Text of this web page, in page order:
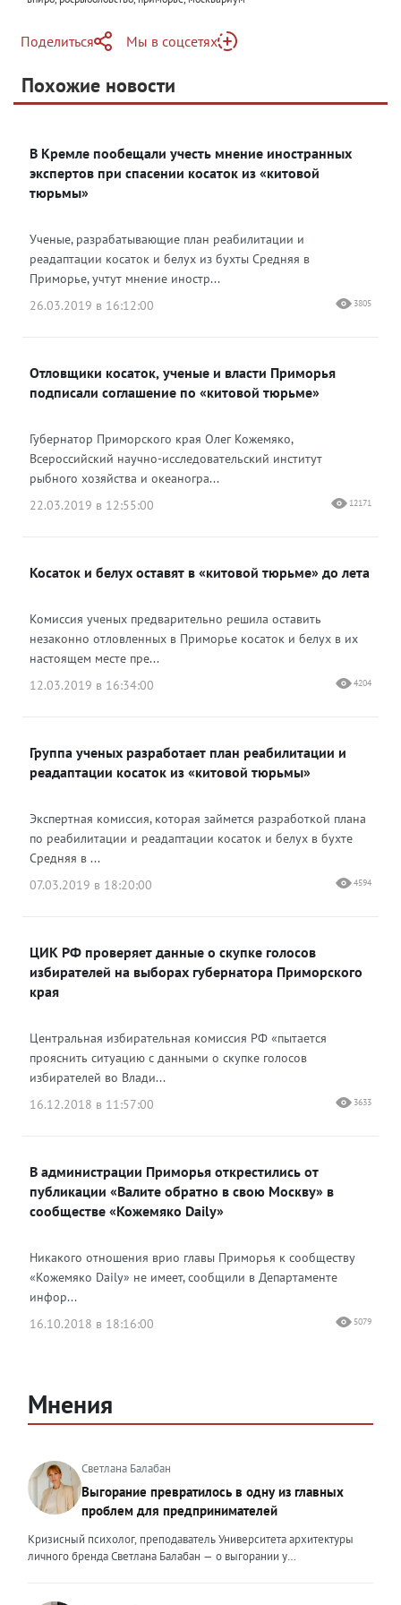
Поделиться
Telegram
Одноклассники
Мы в соцсетях
Яндекс Дзен
Похожие новости
В Кремле пообещали учесть мнение иностранных
экспертов при спасении косаток из «китовой
тюрьмы»
Ученые, разрабатывающие план реабилитации и
реадаптации косаток и белух из бухты Средняя в
Приморье, учтут мнение иностр...
26.03.2019 в 16:12:00
3805
Отловщики косаток, ученые и власти Приморья
подписали соглашение по «китовой тюрьме»
Губернатор Приморского края Олег Кожемяко,
Всероссийский научно-исследовательский институт
рыбного хозяйства и океаногра...
22.03.2019 в 12:55:00
12171
Косаток и белух оставят в «китовой тюрьме» до лета
Комиссия ученых предварительно решила оставить
незаконно отловленных в Приморье косаток и белух в их
настоящем месте пре...
12.03.2019 в 16:34:00
4204
Группа ученых разработает план реабилитации и
реадаптации косаток из «китовой тюрьмы»
Экспертная комиссия, которая займется разработкой плана
по реабилитации и реадаптации косаток и белух в бухте
Средняя в ...
07.03.2019 в 18:20:00
4594
ЦИК РФ проверяет данные о скупке голосов
избирателей на выборах губернатора Приморского
края
Центральная избирательная комиссия РФ «пытается
прояснить ситуацию с данными о скупке голосов
избирателей во Влади...
16.12.2018 в 11:57:00
3633
В администрации Приморья открестились от
публикации «Валите обратно в свою Москву» в
сообществе «Кожемяко Daily»
Никакого отношения врио главы Приморья к сообществу
«Кожемяко Daily» не имеет, сообщили в Департаменте
инфор...
16.10.2018 в 18:16:00
5079
Мнения
Светлана Балабан
Выгорание превратилось в одну из главных
проблем для предпринимателей
Кризисный психолог, преподаватель Университета архитектуры
личного бренда Светлана Балабан — о выгорании у